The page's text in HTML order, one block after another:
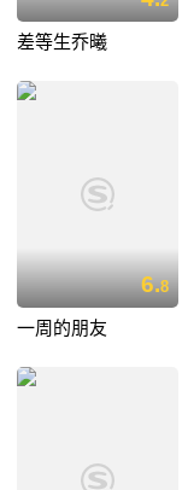
差等生乔曦
6.8
一周的朋友